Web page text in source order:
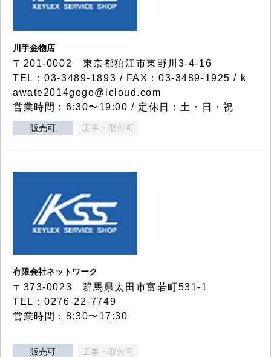
川手金物店
〒201-0002 東京都狛江市東野川3-4-16
TEL：03-3489-1893 / FAX：03-3489-1925 / k
awate2014gogo@icloud.com
営業時間：6:30〜19:00 / 定休日：土・日・祝
販売可 工事・取付可
有限会社ネットワーク
〒373-0023 群馬県太田市富若町531-1
TEL：0276-22-7749
営業時間：8:30〜17:30
販売可 工事・取付可